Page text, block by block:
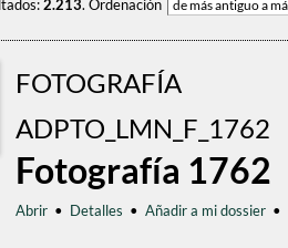
2.213. Ordenación
FOTOGRAFÍA
ADPTO_LMN_F_1762
Fotografía 1762
Abrir • Detalles • Añadir a mi dossier •